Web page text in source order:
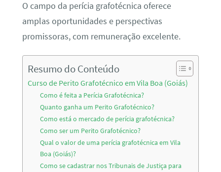
O campo da perícia grafotécnica oferece
amplas oportunidades e perspectivas
promissoras, com remuneração excelente.
Resumo do Conteúdo
Curso de Perito Grafotécnico em Vila Boa (Goiás)
Como é feita a Perícia Grafotécnica?
Quanto ganha um Perito Grafotécnico?
Como está o mercado de perícia grafotécnica?
Como ser um Perito Grafotécnico?
Qual o valor de uma perícia grafotécnica em Vila
Boa (Goiás)?
Como se cadastrar nos Tribunais de Justiça para